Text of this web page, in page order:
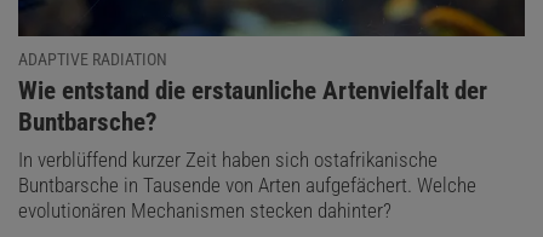
ADAPTIVE RADIATION
:
Wie entstand die erstaunliche Artenvielfalt der
Buntbarsche?
In verblüffend kurzer Zeit haben sich ostafrikanische
Buntbarsche in Tausende von Arten aufgefächert. Welche
evolutionären Mechanismen stecken dahinter?